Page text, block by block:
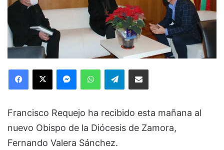
Facebook
X MessengerWhatsAppTelegramCompartir via Email
Francisco Requejo ha recibido esta mañana al
nuevo Obispo de la Diócesis de Zamora,
Fernando Valera Sánchez.